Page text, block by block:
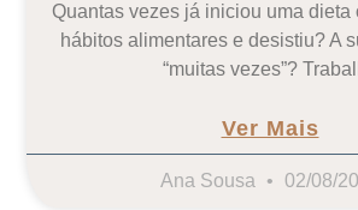
Quantas vezes já iniciou uma dieta
hábitos alimentares e desistiu? A
“muitas vezes”?
Ver Mais
Ana Sousa 02/08/